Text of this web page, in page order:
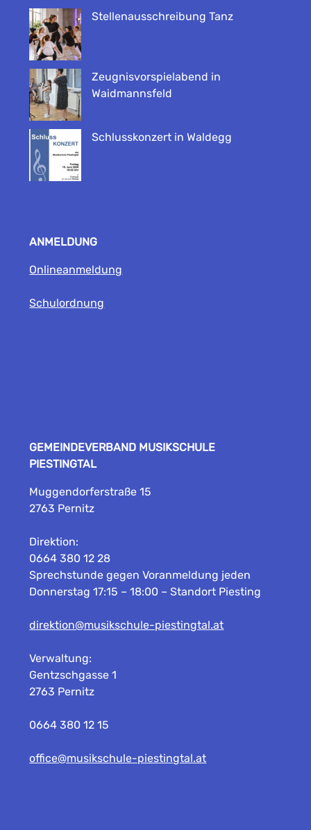
Stellenausschreibung Tanz
Zeugnisvorspielabend in
Waidmannsfeld
Schlusskonzert in Waldegg
ANMELDUNG
Onlineanmeldung
Schulordnung
GEMEINDEVERBAND MUSIKSCHULE
PIESTINGTAL
Muggendorferstraße 15
2763 Pernitz
Direktion:
0664 380 12 28
Sprechstunde gegen Voranmeldung jeden
Donnerstag 17:15 – 18:00 – Standort Piesting
direktion@musikschule-piestingtal.at
Verwaltung:
Gentzschgasse 1
2763 Pernitz
0664 380 12 15
office@musikschule-piestingtal.at